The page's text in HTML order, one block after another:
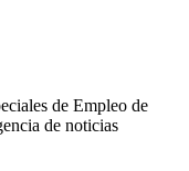
de Empleo de
de noticias